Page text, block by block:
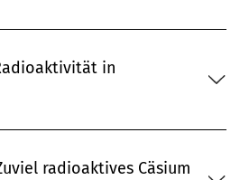
in
radioaktives Cäsium